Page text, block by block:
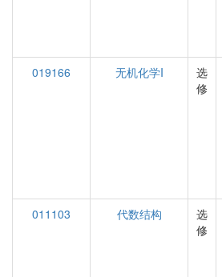
019166
无机化学I
选
修
011103
代数结构
选
修